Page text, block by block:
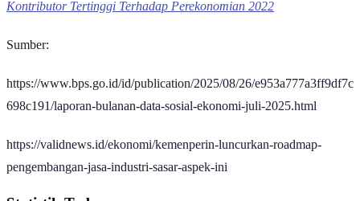
Kontributor Tertinggi Terhadap Perekonomian 2022
Sumber:
https://www.bps.go.id/id/publication/2025/08/26/e953a777a3ff9df7c
698c191/laporan-bulanan-data-sosial-ekonomi-juli-2025.html
https://validnews.id/ekonomi/kemenperin-luncurkan-roadmap-
pengembangan-jasa-industri-sasar-aspek-ini